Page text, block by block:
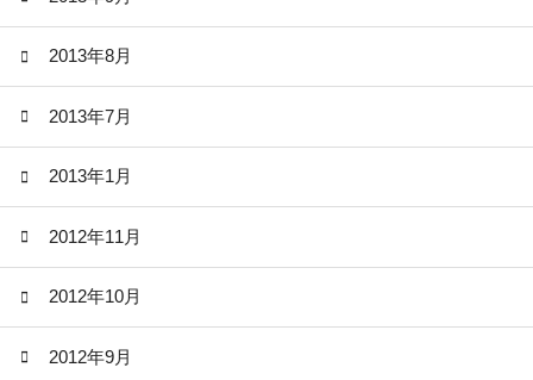
2013年8月
2013年7月
2013年1月
2012年11月
2012年10月
2012年9月